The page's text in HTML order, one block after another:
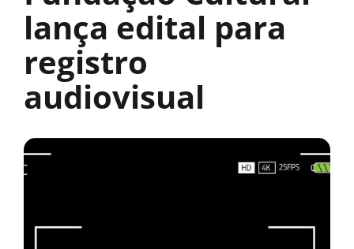
lança edital para
registro
audiovisual